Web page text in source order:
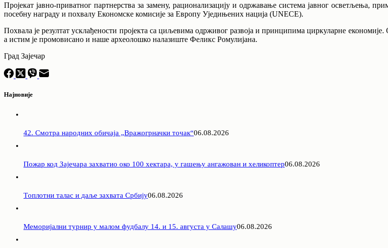
Пројекат јавно-приватног партнерства за замену, рационализацију и одржавање система јавног осветљења,
посебну награду и похвалу Економске комисије за Европу Уједињених нација (UNECE).
Похвала је резултат усклађености пројекта са циљевима одрживог развоја и принципима циркуларне
а истим је промовисано и наше археолошко налазиште Феликс Ромулијана.
Град Зајечар
Најновије
42. Смотра народних обичаја „Вражогрначки точак“06.08.2026
Пожар код Зајечара захватио око 100 хектара, у гашењу ангажован и хеликоптер06.08.2026
Tоплотни талас и даље захвата Србију06.08.2026
Меморијални турнир у малом фудбалу 14. и 15. августа у Салашу06.08.2026